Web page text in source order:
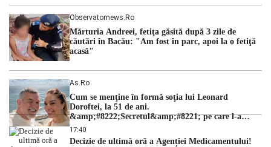
Observatornews.ro
Mărturia Andreei, fetiţa găsită după 3 zile de
căutări în Bacău: "Am fost în parc, apoi la o fetiţă
acasă"
As.ro
Cum se menţine în formă soţia lui Leonard
Doroftei, la 51 de ani.
&amp;#8222;Secretul&amp;#8221; pe care l-a
dezvăluit
17:40
Decizie de ultimă oră a Agenției Medicamentului!